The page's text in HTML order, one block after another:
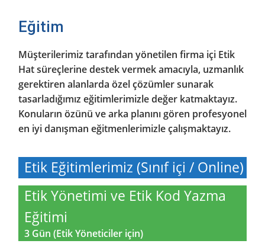
Eğitim
Müşterilerimiz tarafından yönetilen firma içi Etik
Hat süreçlerine destek vermek amacıyla, uzmanlık
gerektiren alanlarda özel çözümler sunarak
tasarladığımız eğitimlerimizle değer katmaktayız.
Konuların özünü ve arka planını gören profesyonel
en iyi danışman eğitmenlerimizle çalışmaktayız.
Etik Eğitimlerimiz (Sınıf içi / Online)
Etik Yönetimi ve Etik Kod Yazma
Eğitimi
3 Gün (Etik Yöneticiler için)